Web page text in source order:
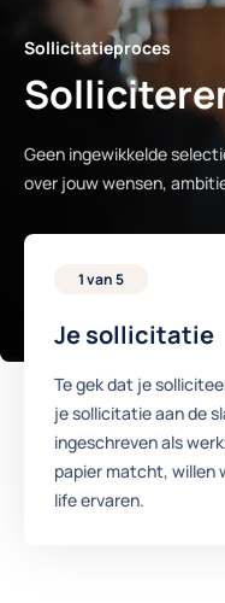
Sollicitatieproces
Geen ingewikkelde
over jouw wensen,
1 van 5
Je sollicitatie
Te gek dat je
je sollicitatie aan de
ingeschreven als
papier matcht, willen
life ervaren.